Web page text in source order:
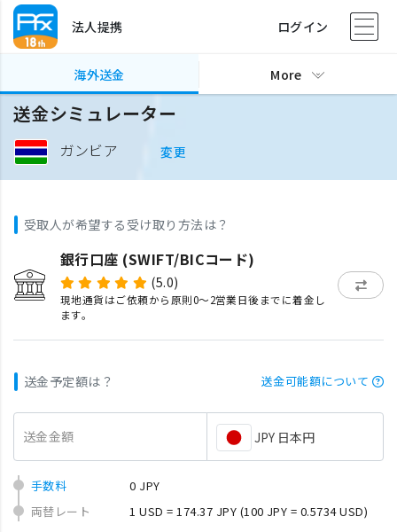
法人提携 ログイン
海外送金 More
送金シミュレーター
ガンビア 変更
受取人が希望する受け取り方法は？
銀行口座 (SWIFT/BICコード)
(5.0)
現地通貨はご依頼から原則0〜2営業日後までに着金し
ます。
送金予定額は？ 送金可能額について
送金金額 JPY 日本円
手数料
0 JPY
両替レート
1 USD = 174.37 JPY (100 JPY = 0.5734 USD)